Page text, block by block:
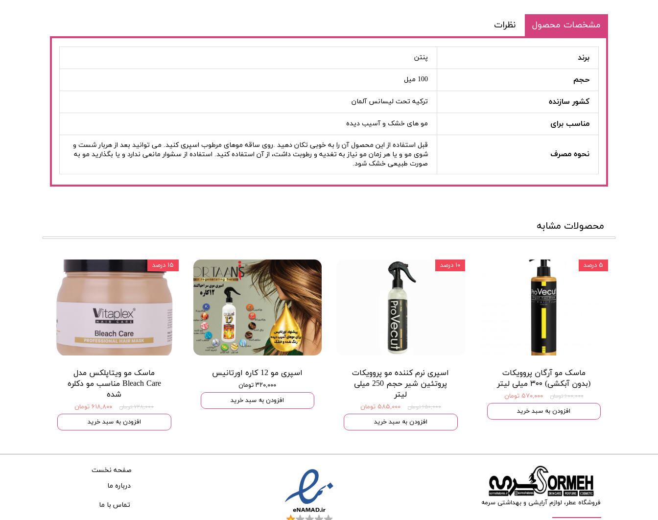
مشخصات محصول نظرات
برند پنتن
حجم 100 میل
کشور سازنده ترکیه تحت لیسانس آلمان
مناسب برای مو های خشک و آسیب دیده
نحوه مصرف
قبل استفاده از این محصول آن را به خوبی تکان دهید .روی ساقه موهای مرطوب اسپری کنید. می توانید بعد از هربار شست و
شوی مو و یا هر زمان مو نیاز به تغدیه و رطوبت داشت، از آن استفاده کنید. استفاده از سشوار مانعی ندارد و یا بگذارید مو به
صورت طبیعی خشک شود.
محصولات مشابه
ماسک مو آرگان پروویکات
(بدون آبکشی) ۳۰۰ میلی لیتر
۶۰۰,۰۰۰ تومان
۵۷۰,۰۰۰ تومان
افزودن به سبد خرید
۵ درصد
اسپری نرم کننده مو پروویکات
پروتئین شیر حجم 250 میلی
لیتر
۶۵۰,۰۰۰ تومان
۵۸۵,۰۰۰ تومان
افزودن به سبد خرید
۱۰ درصد
اسپری مو 12 کاره اورتانیس
۳۲۰,۰۰۰ تومان
افزودن به سبد خرید
ماسک مو ویتاپلکس مدل
Bleach Care مناسب مو دکلره
شده
۷۲۸,۰۰۰ تومان
۶۱۸,۸۰۰ تومان
افزودن به سبد خرید
۱۵ درصد
فروشگاه عطر، لوازم آرایشی و بهداشتی سرمه
تماس با ما
درباره ما
صفحه نخست